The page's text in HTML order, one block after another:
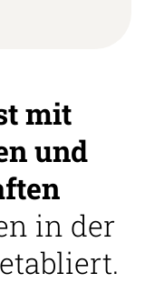
mit
und
in der